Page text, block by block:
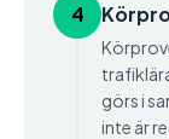
4
görs i
inte är